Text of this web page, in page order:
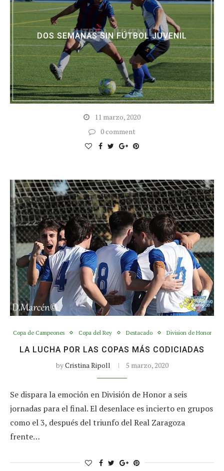
DOS SEMANAS SIN FÚTBOL JUVENIL
11 marzo, 2020
0 comment
Copa de Campeones Copa del Rey Destacado Division de Honor
LA LUCHA POR LAS COPAS MÁS CODICIADAS
byCristina Ripoll 5 marzo, 2020
Se dispara la emoción en División de Honor a seis
jornadas para el final. El desenlace es incierto en grupos
como el 3, después del triunfo del Real Zaragoza
frente…